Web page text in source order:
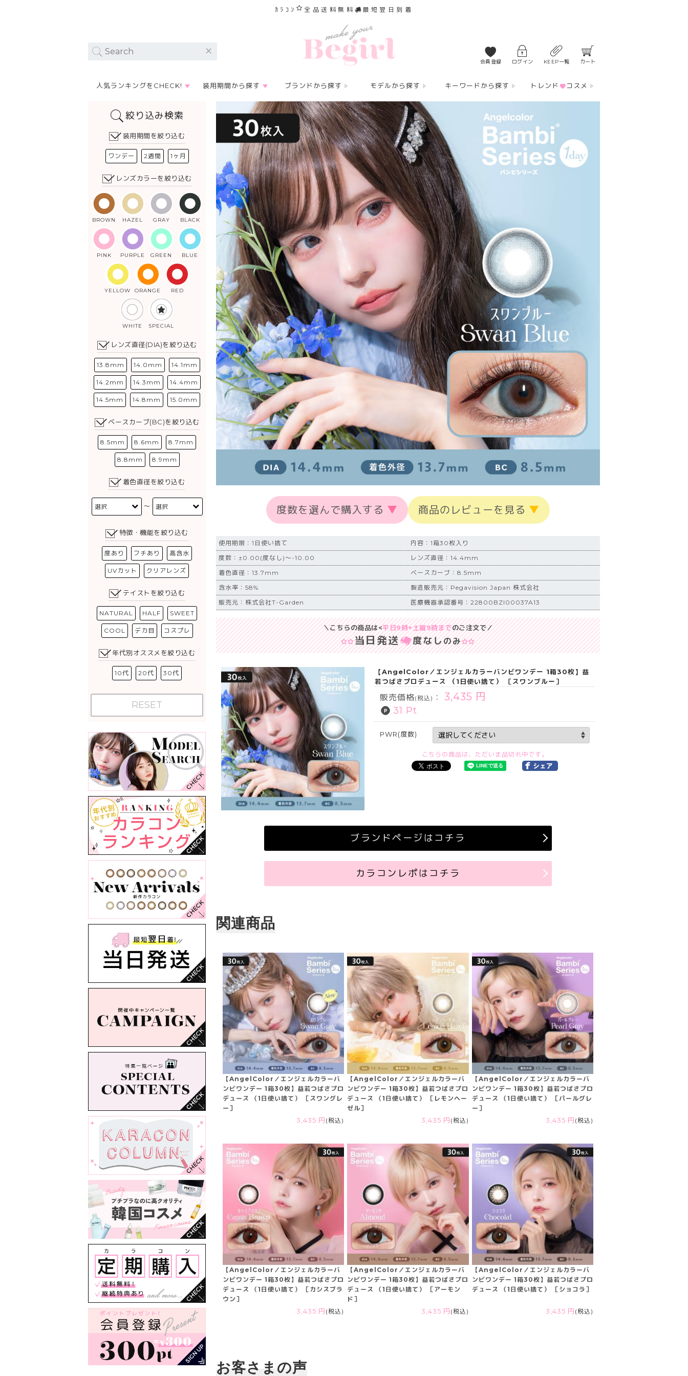
ｶﾗｺﾝ 全品送料無料 最短翌日到着
会員登録 ログイン KEEP一覧 カート
人気ランキングをCHECK! 装用期間から探す ブランドから探す モデルから探す キーワードから探す トレンド コスメ
絞り込み検索
装用期間を絞り込む
ワンデー 2週間 1ヶ月
レンズカラーを絞り込む
BROWN HAZEL GRAY BLACK
PINK PURPLE GREEN BLUE
YELLOW ORANGE RED
WHITE SPECIAL
レンズ直径(DIA)を絞り込む
13.8mm 14.0mm 14.1mm
14.2mm 14.3mm 14.4mm
14.5mm 14.8mm 15.0mm
ベースカーブ(BC)を絞り込む
8.5mm 8.6mm 8.7mm
8.8mm 8.9mm
着色直径を絞り込む
〜
特徴・機能を絞り込む
度あり フチあり 高含水
UVカット クリアレンズ
テイストを絞り込む
NATURAL HALF SWEET
COOL デカ目 コスプレ
年代別オススメを絞り込む
10代 20代 30代
RESET
度数を選んで購入する ▼ 商品のレビューを見る ▼
使用期限：1日使い捨て
内容：1箱30枚入り
度数：±0.00(度なし)～-10.00
レンズ直径：14.4mm
着色直径：13.7mm
ベースカーブ：8.5mm
含水率：58%
製造販売元：Pegavision Japan 株式会社
販売元：株式会社T-Garden
医療機器承認番号：22800BZI00037A13
＼こちらの商品は<平日9時+土曜9時までのご注文で／
当日発送 度なし のみ
【AngelColor／エンジェルカラーバンビワンデー 1箱30枚】益
若つばさプロデュース （1日使い捨て） ［スワンブルー］
販売価格(税込) ： 3,435 円
31 Pt
PWR(度数)
こちらの商品は、ただいま品切れ中です。
ブランドページはコチラ
カラコンレポはコチラ
関連商品
【AngelColor／エンジェルカラーバ
ンビワンデー 1箱30枚】益若つばさプロ
デュース （1日使い捨て） ［スワングレ
ー］
3,435 円 (税込)
【AngelColor／エンジェルカラーバ
ンビワンデー 1箱30枚】益若つばさプロ
デュース （1日使い捨て） ［レモンヘー
ゼル］
3,435 円 (税込)
【AngelColor／エンジェルカラーバ
ンビワンデー 1箱30枚】益若つばさプロ
デュース （1日使い捨て） ［パールグレ
ー］
3,435 円 (税込)
【AngelColor／エンジェルカラーバ
ンビワンデー 1箱30枚】益若つばさプロ
デュース （1日使い捨て） ［カシスブラ
ウン］
3,435 円 (税込)
【AngelColor／エンジェルカラーバ
ンビワンデー 1箱30枚】益若つばさプロ
デュース （1日使い捨て） ［アーモン
ド］
3,435 円 (税込)
【AngelColor／エンジェルカラーバ
ンビワンデー 1箱30枚】益若つばさプロ
デュース （1日使い捨て） ［ショコラ］
3,435 円 (税込)
お客さまの声